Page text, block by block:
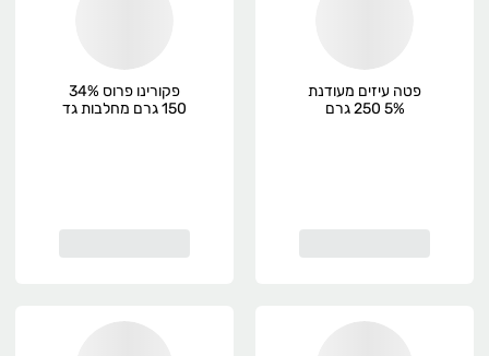
פטה עיזים מעודנת
5% 250 גרם
פקורינו פרוס 34%
150 גרם מחלבות גד